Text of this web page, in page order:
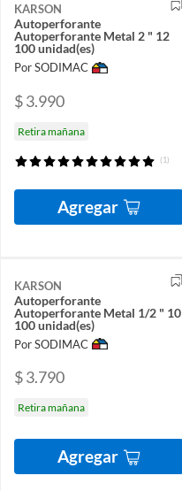
KARSON
Autoperforante
Autoperforante Metal 2 " 12
100 unidad(es)
Por SODIMAC
$ 3.990
Retira mañana
(1)
Agregar
KARSON
Autoperforante
Autoperforante Metal 1/2 " 10
100 unidad(es)
Por SODIMAC
$ 3.790
Retira mañana
Agregar